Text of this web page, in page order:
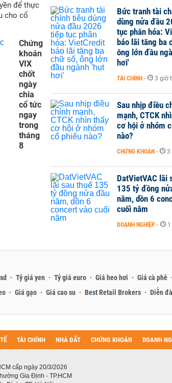
để thực
cho cổ
Chứng
khoán
VIX
chốt
ngày
chia
cổ tức
ngay
trong
tháng
8
Bức tranh tài
dùng nửa đầu
tục phân hóa:
báo lãi tăng ba
ông lớn đầu
hơi'
TÀI CHÍNH - 3 giờ
Sau nhịp điều
mạnh, CTCK
cơ hội ở nhóm
nào?
CHỨNG KHOÁN - 3
DatVietVAC lãi
135 tỷ đồng
năm, dồn 6
cuối năm
DOANH NGHIỆP -
Tỷ giá yen Tỷ giá euro Giá heo hơi Giá cà phê
Giá gạo Giá cao su Best Retail Brokers Diễn
TÀI CHÍNH NHÀ ĐẤT CHỨNG KHOÁN DOANH
cấp ngày 20/3/2026
Gia Định - TP.HCM